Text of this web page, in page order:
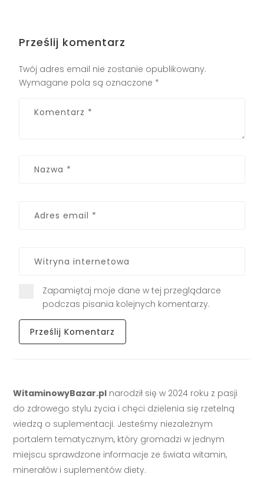
Prześlij komentarz
Twój adres email nie zostanie opublikowany.
Wymagane pola są oznaczone *
Zapamiętaj moje dane w tej przeglądarce
podczas pisania kolejnych komentarzy.
WitaminowyBazar.pl narodził się w 2024 roku z pasji
do zdrowego stylu życia i chęci dzielenia się rzetelną
wiedzą o suplementacji. Jesteśmy niezależnym
portalem tematycznym, który gromadzi w jednym
miejscu sprawdzone informacje ze świata witamin,
minerałów i suplementów diety.